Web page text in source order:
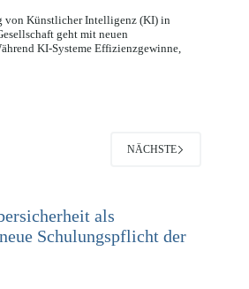
von Künstlicher Intelligenz (KI) in
geht mit neuen
KI-Systeme Effizienzgewinne,
als
Schulungspflicht der